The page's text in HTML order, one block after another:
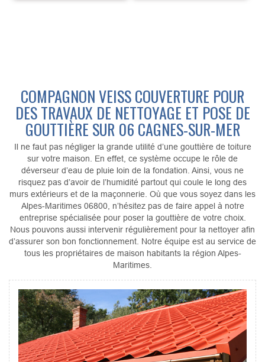
COMPAGNON VEISS COUVERTURE POUR
DES TRAVAUX DE NETTOYAGE ET POSE DE
GOUTTIÈRE SUR 06 CAGNES-SUR-MER
Il ne faut pas négliger la grande utilité d’une gouttière de toiture
sur votre maison. En effet, ce système occupe le rôle de
déverseur d’eau de pluie loin de la fondation. Ainsi, vous ne
risquez pas d’avoir de l’humidité partout qui coule le long des
murs extérieurs et de la maçonnerie. Où que vous soyez dans les
Alpes-Maritimes 06800, n’hésitez pas de faire appel à notre
entreprise spécialisée pour poser la gouttière de votre choix.
Nous pouvons aussi intervenir régulièrement pour la nettoyer afin
d’assurer son bon fonctionnement. Notre équipe est au service de
tous les propriétaires de maison habitants la région Alpes-
Maritimes.